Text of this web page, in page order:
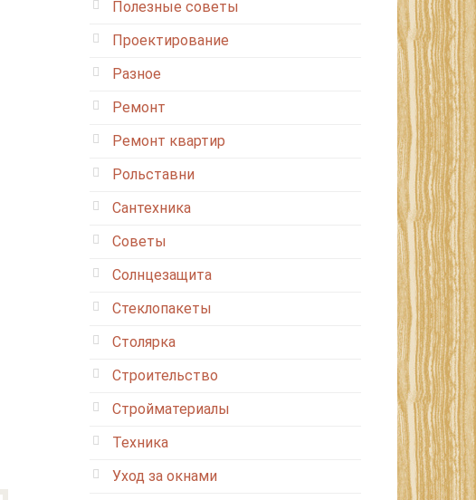
Полезные советы
Проектирование
Разное
Ремонт
Ремонт квартир
Рольставни
Сантехника
Советы
Солнцезащита
Стеклопакеты
Столярка
Строительство
Стройматериалы
Техника
Уход за окнами